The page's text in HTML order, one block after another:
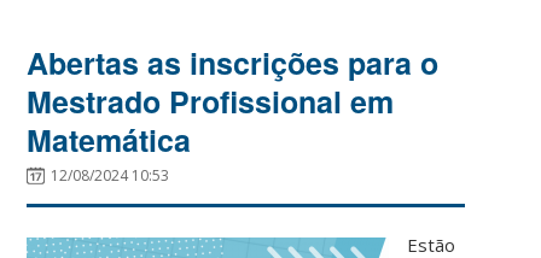
Abertas as inscrições para o
Mestrado Profissional em
Matemática
12/08/2024 10:53
Estão